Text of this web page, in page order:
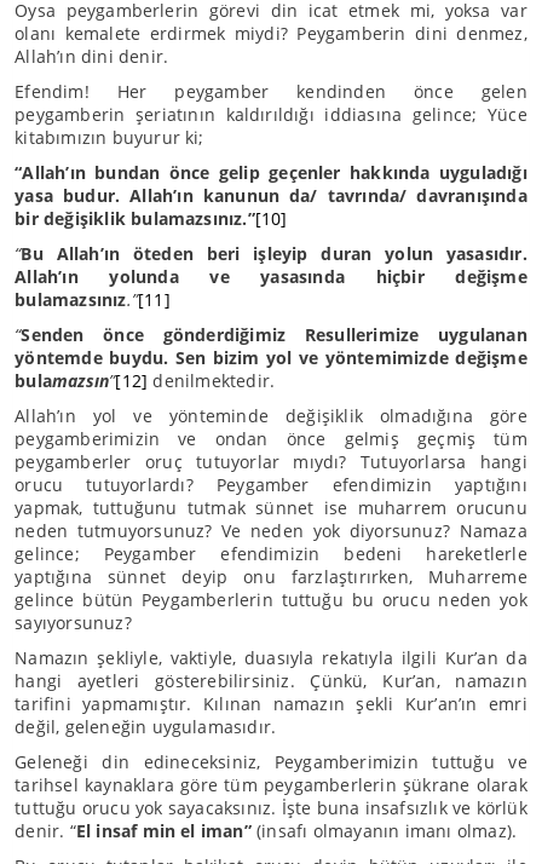
Oysa peygamberlerin görevi din icat etmek mi, yoksa var
olanı kemalete erdirmek miydi? Peygamberin dini denmez,
Allah’ın dini denir.
Efendim! Her peygamber kendinden önce gelen
peygamberin şeriatının kaldırıldığı iddiasına gelince; Yüce
kitabımızın buyurur ki;
“Allah’ın bundan önce gelip geçenler hakkında uyguladığı
yasa budur. Allah’ın kanunun da/ tavrında/ davranışında
bir değişiklik bulamazsınız.”[10]
“Bu Allah’ın öteden beri işleyip duran yolun yasasıdır.
Allah’ın yolunda ve yasasında hiçbir değişme
bulamazsınız.”[11]
“Senden önce gönderdiğimiz Resullerimize uygulanan
yöntemde buydu. Sen bizim yol ve yöntemimizde değişme
bulamazsın”[12] denilmektedir.
Allah’ın yol ve yönteminde değişiklik olmadığına göre
peygamberimizin ve ondan önce gelmiş geçmiş tüm
peygamberler oruç tutuyorlar mıydı? Tutuyorlarsa hangi
orucu tutuyorlardı? Peygamber efendimizin yaptığını
yapmak, tuttuğunu tutmak sünnet ise muharrem orucunu
neden tutmuyorsunuz? Ve neden yok diyorsunuz? Namaza
gelince; Peygamber efendimizin bedeni hareketlerle
yaptığına sünnet deyip onu farzlaştırırken, Muharreme
gelince bütün Peygamberlerin tuttuğu bu orucu neden yok
sayıyorsunuz?
Namazın şekliyle, vaktiyle, duasıyla rekatıyla ilgili Kur’an da
hangi ayetleri gösterebilirsiniz. Çünkü, Kur’an, namazın
tarifini yapmamıştır. Kılınan namazın şekli Kur’an’ın emri
değil, geleneğin uygulamasıdır.
Geleneği din edineceksiniz, Peygamberimizin tuttuğu ve
tarihsel kaynaklara göre tüm peygamberlerin şükrane olarak
tuttuğu orucu yok sayacaksınız. İşte buna insafsızlık ve körlük
denir. “El insaf min el iman”(insafı olmayanın imanı olmaz).